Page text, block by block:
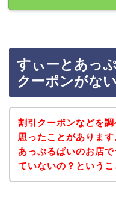
すぃーとあっ
クーポンがな
割引クーポンなどを
思ったことがありま
あっぷるぱいのお店
ていないの？というこ